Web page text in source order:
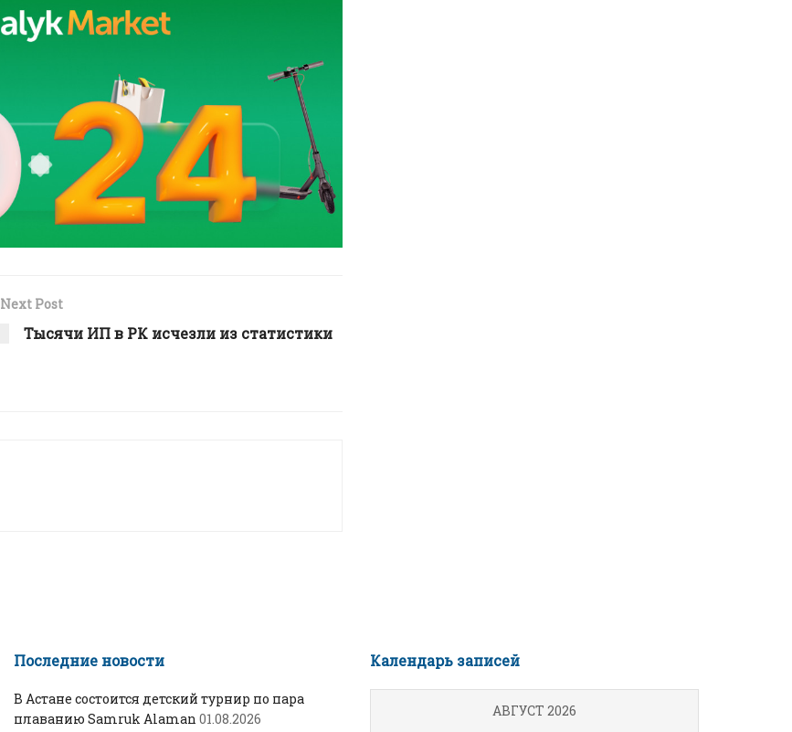
Next Post
Тысячи ИП в РК исчезли из статистики
Последние новости
В Астане состоится детский турнир по пара
плаванию Samruk Alaman 01.08.2026
Календарь записей
АВГУСТ 2026